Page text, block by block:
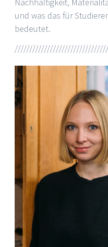
Nachhaltigkeit,
und was das für
bedeutet.